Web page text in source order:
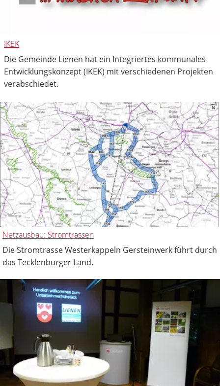
IKEK
Die Gemeinde Lienen hat ein Integriertes kommunales
Entwicklungskonzept (IKEK) mit verschiedenen Projekten
verabschiedet.
Netzausbau: Stromtrassen
Die Stromtrasse Westerkappeln Gersteinwerk führt durch
das Tecklenburger Land.